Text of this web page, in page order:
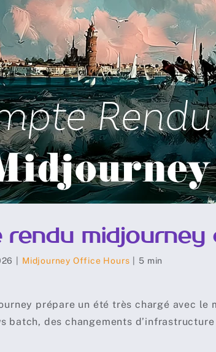
rendu
Midjourney Office Hours 5 min
prépare un été très chargé avec le
batch, des changements